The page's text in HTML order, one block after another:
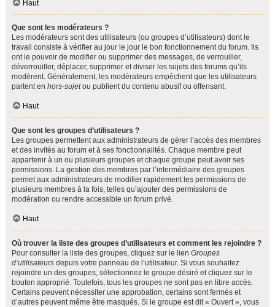
Haut
Que sont les modérateurs ?
Les modérateurs sont des utilisateurs (ou groupes d’utilisateurs) dont le
travail consiste à vérifier au jour le jour le bon fonctionnement du forum. Ils
ont le pouvoir de modifier ou supprimer des messages, de verrouiller,
déverrouiller, déplacer, supprimer et diviser les sujets des forums qu’ils
modèrent. Généralement, les modérateurs empêchent que les utilisateurs
partent en hors-sujetou publient du contenu abusif ou offensant.
Haut
Que sont les groupes d’utilisateurs ?
Les groupes permettent aux administrateurs de gérer l’accès des membres
et des invités au forum et à ses fonctionnalités. Chaque membre peut
appartenir à un ou plusieurs groupes et chaque groupe peut avoir ses
permissions. La gestion des membres par l’intermédiaire des groupes
permet aux administrateurs de modifier rapidement les permissions de
plusieurs membres à la fois, telles qu’ajouter des permissions de
modération ou rendre accessible un forum privé.
Haut
Où trouver la liste des groupes d’utilisateurs et comment les rejoindre ?
Pour consulter la liste des groupes, cliquez sur le lien Groupes
d’utilisateurs depuis votre panneau de l’utilisateur. Si vous souhaitez
rejoindre un des groupes, sélectionnez le groupe désiré et cliquez sur le
bouton approprié. Toutefois, tous les groupes ne sont pas en libre accès.
Certains peuvent nécessiter une approbation, certains sont fermés et
d’autres peuvent même être masqués. Si le groupe est dit « Ouvert », vous